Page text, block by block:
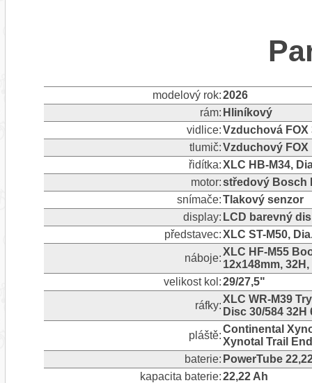
modelový rok:2026
rám: Hliníkový
vidlice:Vzduchová FOX
tlumič:Vzduchový FOX
řidítka:XLC HB-M34,
motor:středový Bosch
snímače:Tlakový senzor
display: LCD barevný
představec:XLC ST-M50,
náboje:
XLC HF-M55
12x148mm,
velikost kol:29/27,5"
ráfky:
XLC WR-M39
Disc 30/584 32H
pláště:
Continental
Xynotal Trail
baterie: PowerTube
kapacita baterie:22,22 Ah